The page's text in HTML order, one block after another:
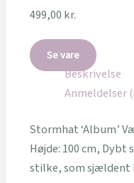
499,00 kr.
Se vare
Beskrivelse
Anmeldelser
Stormhat ‘Album’
Højde: 100 cm,
stilke, som